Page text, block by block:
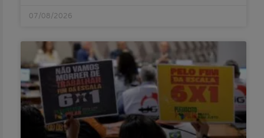
07/08/2026